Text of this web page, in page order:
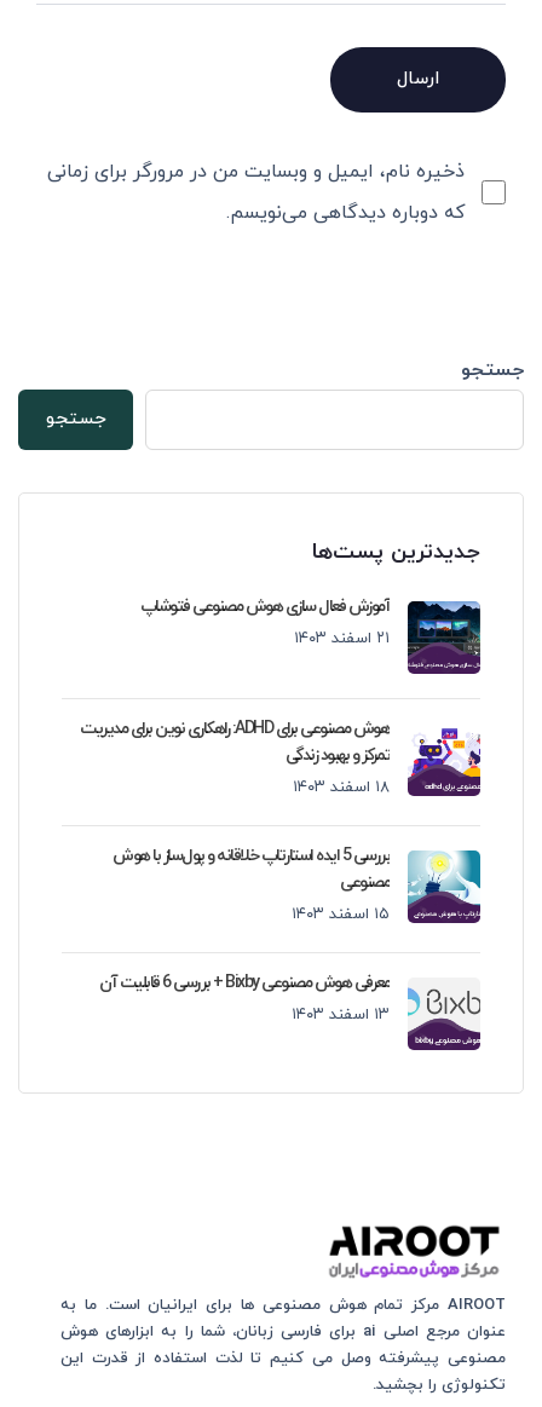
ذخیره نام، ایمیل و وبسایت من در مرورگر برای زمانی
که دوباره دیدگاهی می‌نویسم.
جستجو
جستجو
جدیدترین پست‌ها
آموزش فعال سازی هوش مصنوعی فتوشاپ
۲۱ اسفند ۱۴۰۳
هوش مصنوعی برای ADHD: راهکاری نوین برای مدیریت
تمرکز و بهبود زندگی
۱۸ اسفند ۱۴۰۳
بررسی 5 ایده استارتاپ خلاقانه و پول‌ساز با هوش
مصنوعی
۱۵ اسفند ۱۴۰۳
معرفی هوش مصنوعی Bixby + بررسی 6 قابلیت آن
۱۳ اسفند ۱۴۰۳
AIROOT مرکز تمام هوش مصنوعی‌‌‌ ها برای ایرانیان است. ما به
عنوان مرجع اصلی ai برای فارسی زبانان، شما را به ابزارهای هوش
مصنوعی پیشرفته وصل می کنیم تا لذت استفاده از قدرت این
تکنولوژی را بچشید.